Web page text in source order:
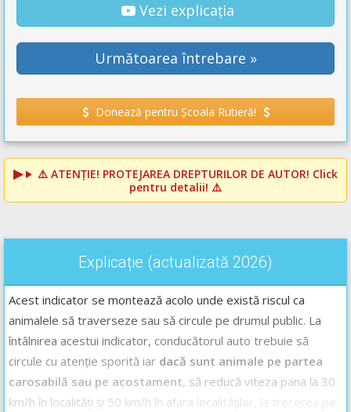
Vezi explicația
Următoarea întrebare »
Donează pentru Școala Rutieră!
⚠️ ATENȚIE! PROTEJAREA DREPTURILOR DE AUTOR! Click
pentru detalii! ⚠️
Explicație (actualizată 2026)
Acest indicator se montează acolo unde există riscul ca
animalele să traverseze sau să circule pe drumul public. La
întâlnirea acestui indicator, conducătorul auto trebuie să
circule cu atenție sporită iar dacă sunt animale pe partea
carosabilă sau pe acostament, să reducă viteza pana la 30
km/h în localități și 50 km/h în afara localităților, la trecerea pe